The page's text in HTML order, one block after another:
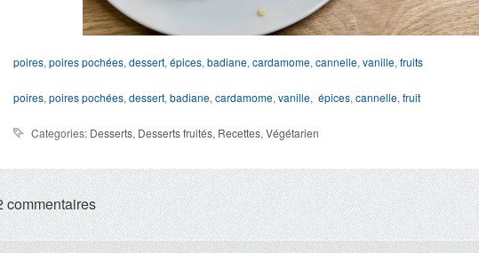
poires, poires pochées, dessert, épices, badiane, cardamome, cannelle, vanille, fruits
poires, poires pochées, dessert, badiane, cardamome, vanille, épices, cannelle, fruit
Categories: Desserts, Desserts fruités, Recettes, Végétarien
commentaires